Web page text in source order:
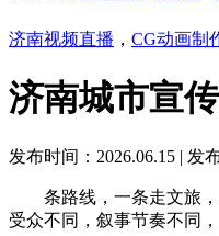
济南视频直播 ， CG动画制
济南城市宣
发布时间：2026.06.15 | 发
条路线，一条走文旅，
受众不同，叙事节奏不同